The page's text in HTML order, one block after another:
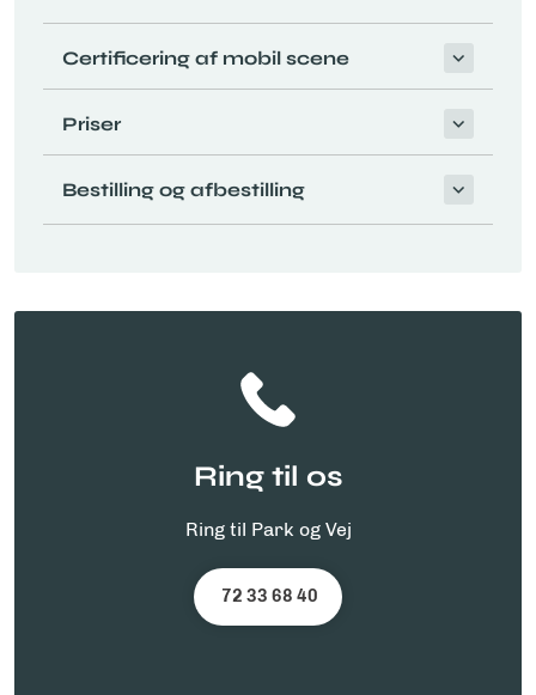
Certificering af mobil scene
Priser
Bestilling og afbestilling
Ring til os
Ring til Park og Vej
72 33 68 40